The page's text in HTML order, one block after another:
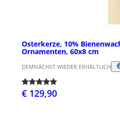
Osterkerze, 10%
Ornamenten, 60x8 cm
DEMNÄCHST WIEDER ERHÄLTLICH
€ 129,90